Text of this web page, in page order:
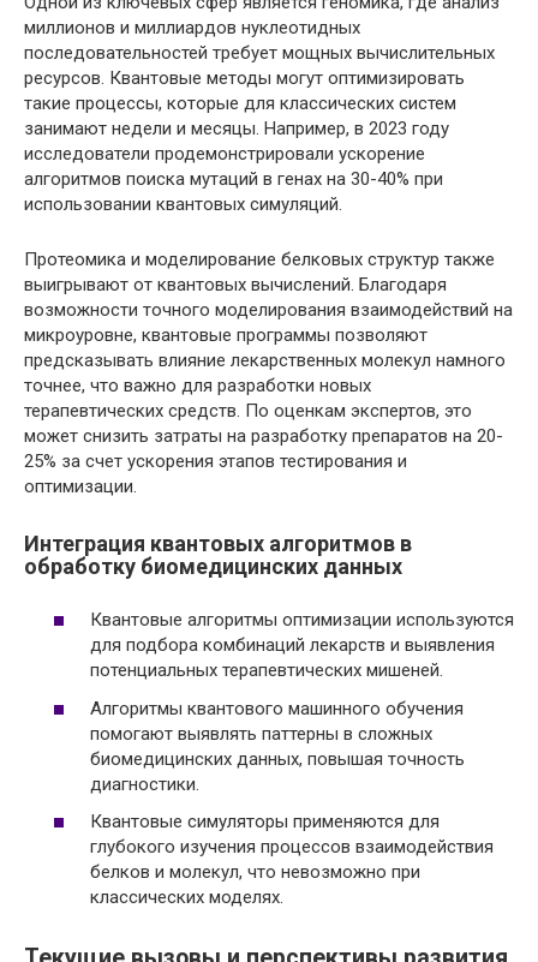
миллионов и миллиардов нуклеотидных
последовательностей требует мощных вычислительных
ресурсов. Квантовые методы могут оптимизировать
такие процессы, которые для классических систем
занимают недели и месяцы. Например, в 2023 году
исследователи продемонстрировали ускорение
алгоритмов поиска мутаций в генах на 30-40% при
использовании квантовых симуляций.
Протеомика и моделирование белковых структур также
выигрывают от квантовых вычислений. Благодаря
возможности точного моделирования взаимодействий на
микроуровне, квантовые программы позволяют
предсказывать влияние лекарственных молекул намного
точнее, что важно для разработки новых
терапевтических средств. По оценкам экспертов, это
может снизить затраты на разработку препаратов на 20-
25% за счет ускорения этапов тестирования и
оптимизации.
Интеграция квантовых алгоритмов в
обработку биомедицинских данных
Квантовые алгоритмы оптимизации используются
для подбора комбинаций лекарств и выявления
потенциальных терапевтических мишеней.
Алгоритмы квантового машинного обучения
помогают выявлять паттерны в сложных
биомедицинских данных, повышая точность
диагностики.
Квантовые симуляторы применяются для
глубокого изучения процессов взаимодействия
белков и молекул, что невозможно при
классических моделях.